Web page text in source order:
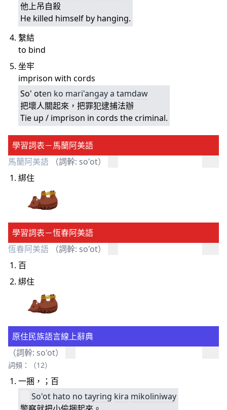
他上吊自殺
He killed himself by hanging.
繫結
to bind
坐牢
imprison with cords
So' oten ko mari'angaya tamdaw
把壞人關起來，把罪犯逮捕法辦
Tie up / imprison in cords the criminal.
學習詞表－馬蘭阿美語
馬蘭阿美語
（詞幹: so'ot）
綁住
學習詞表－恆春阿美語
恆春阿美語
（詞幹: so'ot）
百
綁住
原住民族語言線上辭典
（詞幹: so'ot）
詞頻：（12）
一捆，；百
So'ot hato no tayring kira mikoliniway